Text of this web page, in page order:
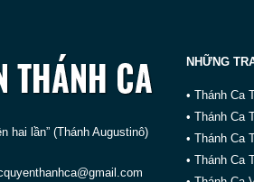
hai lần” (Thánh Augustinô)
NHỮNG
• Thánh Ca
• Thánh Ca
• Thánh Ca
• Thánh Ca